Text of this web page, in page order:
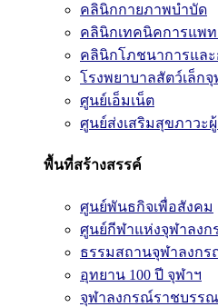
คลินิกกายภาพบำบัด
คลินิกเทคนิคการแพท
คลินิกโภชนาการแล
โรงพยาบาลสัตว์เล็กจุ
ศูนย์เอ็มเน็ต
ศูนย์ส่งเสริมสุขภาวะ
พื้นที่สร้างสรรค์
ศูนย์พันธกิจเพื่อสังคม
ศูนย์กีฬาแห่งจุฬาลง
ธรรมสถานจุฬาลงก
อุทยาน 100 ปี จุฬาฯ
จุฬาลงกรณ์ราชบรร